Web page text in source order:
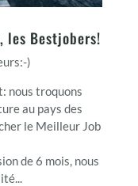
les Bestjobers!
)
nous troquons
au pays des
le Meilleur Job
de 6 mois, nous